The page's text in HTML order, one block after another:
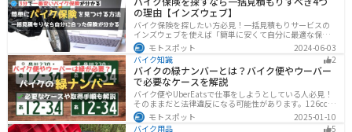
の理由【インズウェブ】
バイク保険を探したい方必見！一括見積もりサービスの
インズウェブを使えば「簡単に安くて自分に最適な保険
を3分で見つける」ことができます。最大5社のバイク保
険を一気に比べることができるので、探す手間と時間が
省けます。
モトスポット
2024-06-03
バイク知識
2
バイクの緑ナンバーとは？バイク便やウーバー
で必要なケースを解説
バイク便やUberEatsで仕事をしようとしている人必見！
そのままだと法律違反になる可能性があります。126cc以
上のバイクで運送事業を行う場合、緑ナンバー（事業
用）が必要になります。本記事では緑ナンバーの必要な
モトスポット
2025-01-10
バイク用品
5